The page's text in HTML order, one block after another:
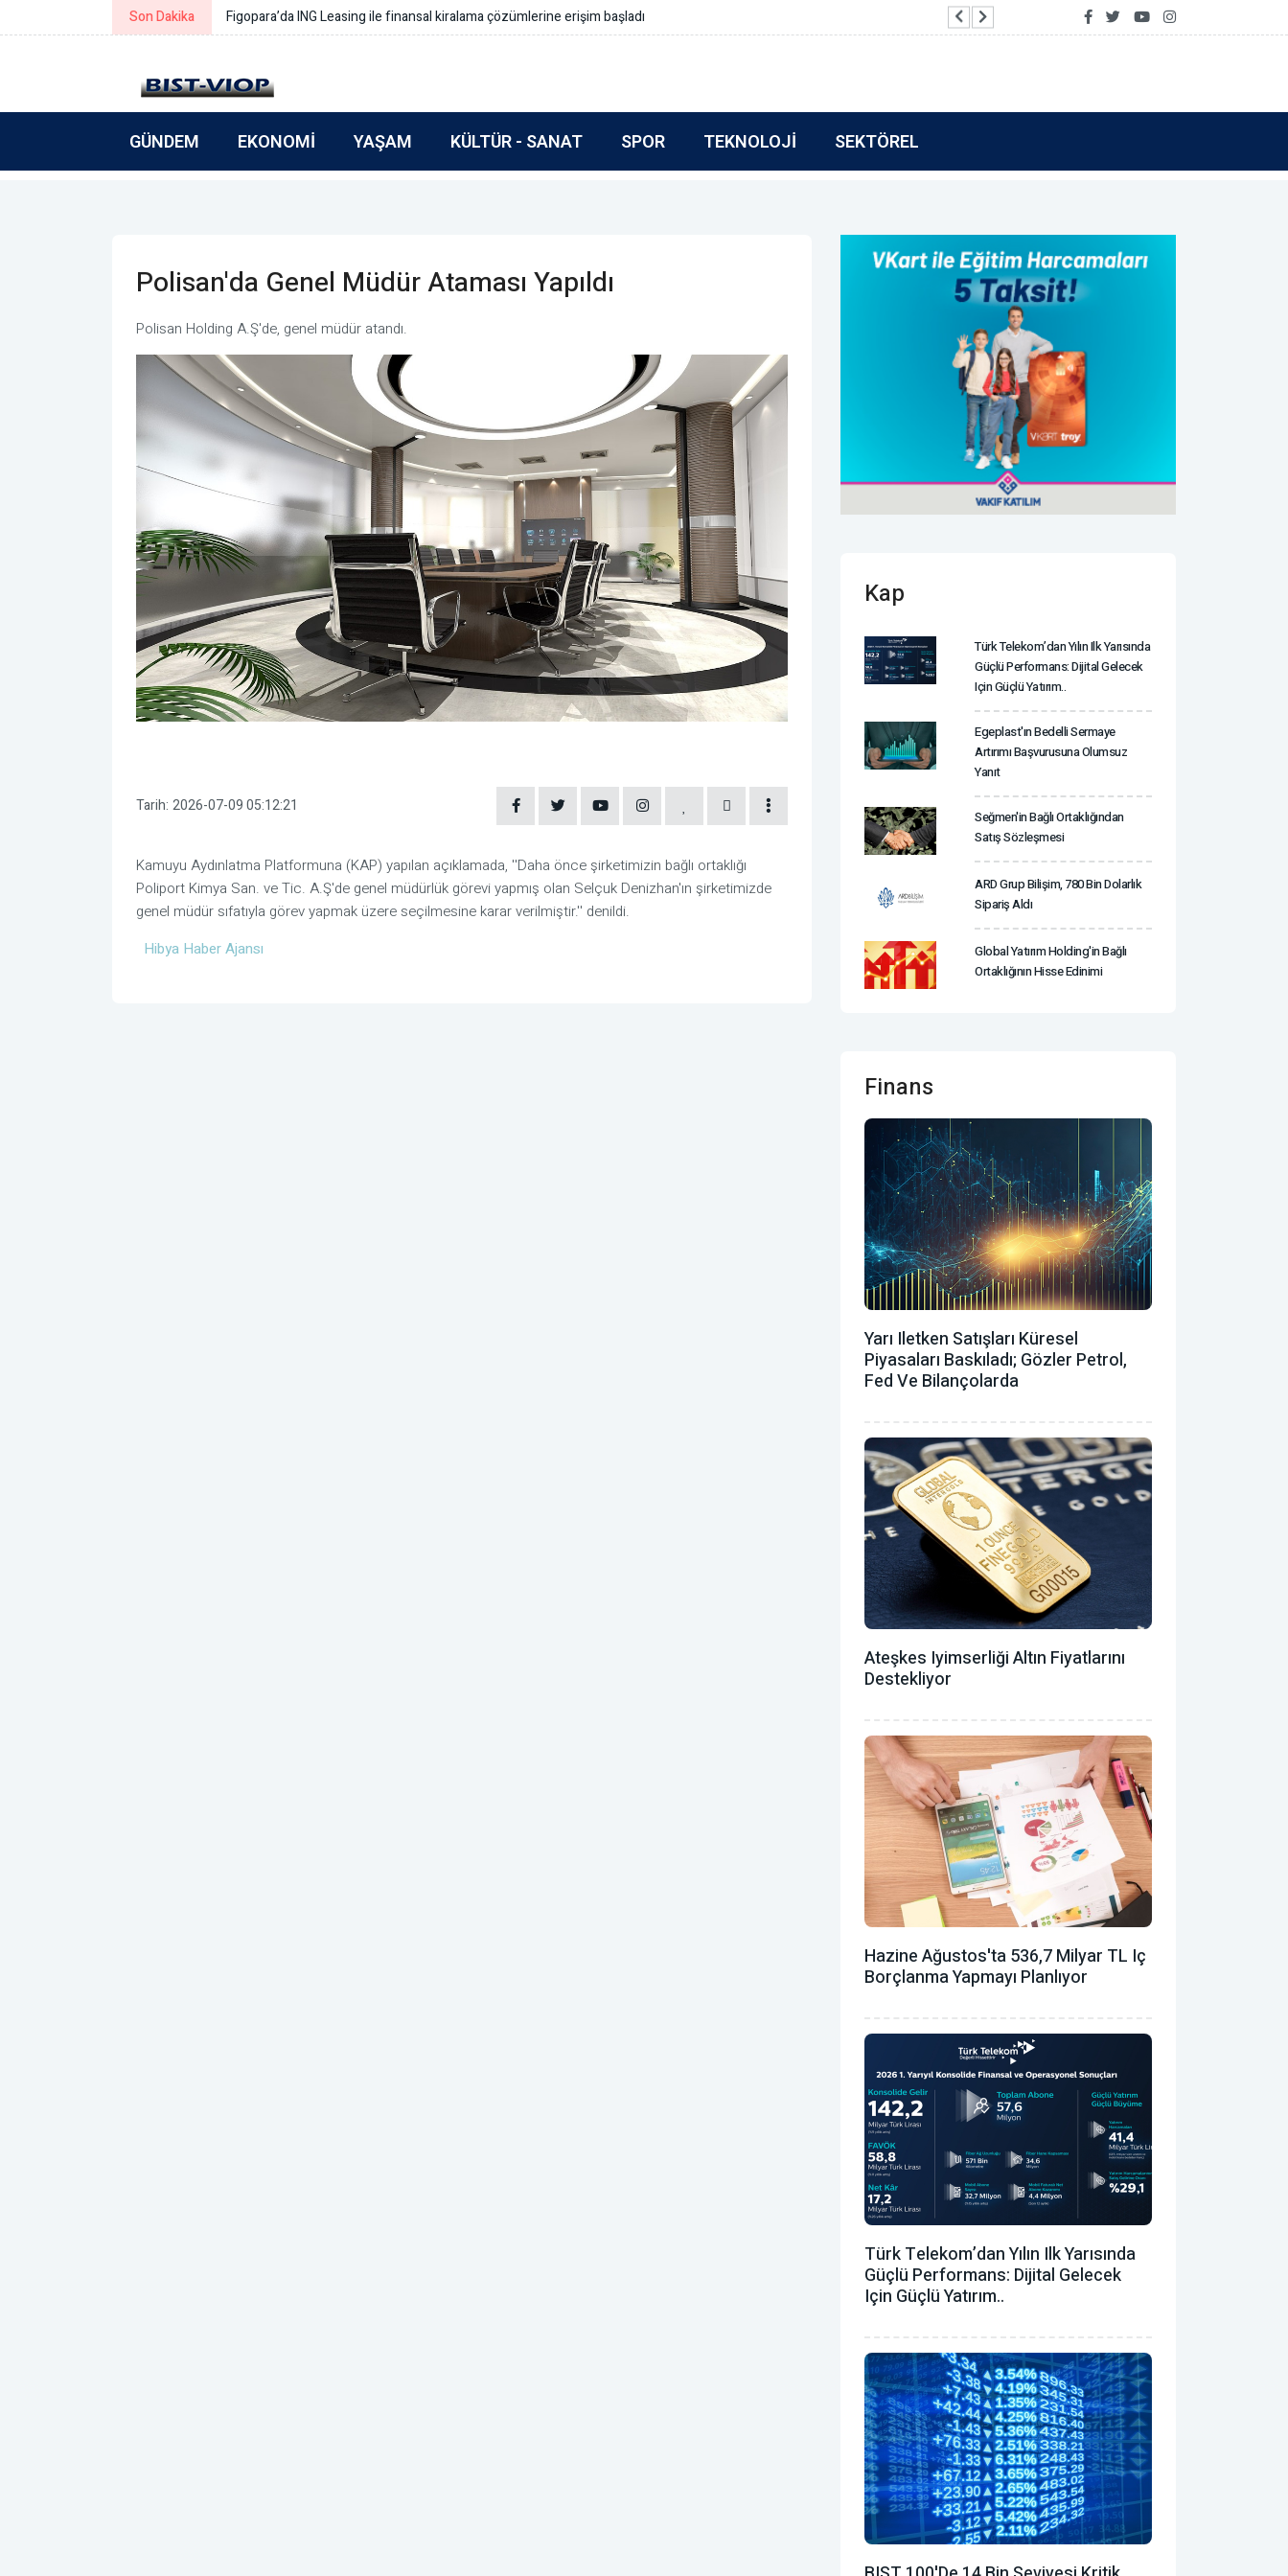
Son Dakika Simeonov: Yeni bütçe gerçek reformlar içermeli Vakıf Katılım’dan Tamamla Kazan
GÜNDEM EKONOMI YAŞAM KÜLTÜR - SANAT SPOR TEKNOLOJI SEKTÖREL
Polisan'da Genel Müdür Ataması Yapıldı
Polisan Holding A.Ş'de, genel müdür atandı.
Tarih: 2026-07-09 05:12:21
Kamuyu Aydınlatma Platformuna (KAP) yapılan açıklamada, ''Daha önce şirketimizin bağlı ortaklığı
Poliport Kimya San. ve Tic. A.Ş'de genel müdürlük görevi yapmış olan Selçuk Denizhan'ın şirketimizde
genel müdür sıfatıyla görev yapmak üzere seçilmesine karar verilmiştir.'' denildi.
Hibya Haber Ajansı
Kap
Türk Telekom’dan Yılın Ilk Yarısında
Güçlü Performans: Dijital Gelecek
Için Güçlü Yatırım..
Egeplast'ın Bedelli Sermaye
Artırımı Başvurusuna Olumsuz
Yanıt
Seğmen'in Bağlı Ortaklığından
Satış Sözleşmesi
ARD Grup Bilişim, 780 Bin Dolarlık
Sipariş Aldı
Global Yatırım Holding'in Bağlı
Ortaklığının Hisse Edinimi
Finans
Yarı Iletken Satışları Küresel
Piyasaları Baskıladı; Gözler Petrol,
Fed Ve Bilançolarda
Ateşkes Iyimserliği Altın Fiyatlarını
Destekliyor
Hazine Ağustos'ta 536,7 Milyar TL Iç
Borçlanma Yapmayı Planlıyor
Türk Telekom’dan Yılın Ilk Yarısında
Güçlü Performans: Dijital Gelecek
Için Güçlü Yatırım..